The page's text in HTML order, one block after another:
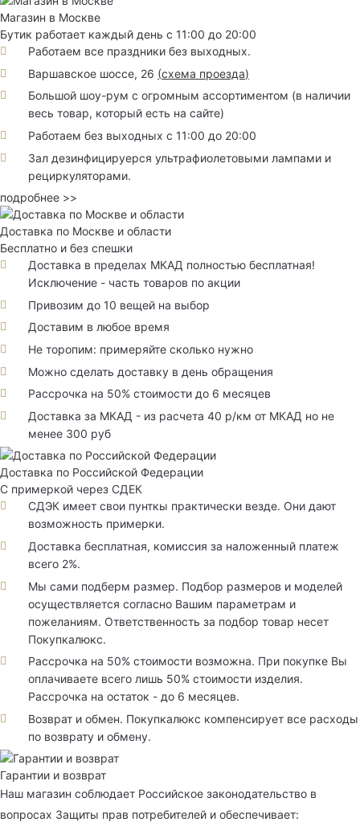
Магазин в Москве
Бутик работает каждый день с 11:00 до 20:00
Работаем все праздники без выходных.
Варшавское шоссе, 26 (схема проезда)
Большой шоу-рум с огромным ассортиментом (в наличии
весь товар, который есть на сайте)
Работаем без выходных с 11:00 до 20:00
Зал дезинфицируерся ультрафиолетовыми лампами и
рециркуляторами.
подробнее >>
Доставка по Москве и области
Бесплатно и без спешки
Доставка в пределах МКАД полностью бесплатная!
Исключение - часть товаров по акции
Привозим до 10 вещей на выбор
Доставим в любое время
Не торопим: примеряйте сколько нужно
Можно сделать доставку в день обращения
Рассрочка на 50% стоимости до 6 месяцев
Доставка за МКАД - из расчета 40 р/км от МКАД но не
менее 300 руб
Доставка по Российской Федерации
С примеркой через СДЕК
СДЭК имеет свои пунткы практически везде. Они дают
возможность примерки.
Доставка бесплатная, комиссия за наложенный платеж
всего 2%.
Мы сами подберм размер. Подбор размеров и моделей
осуществляется согласно Вашим параметрам и
пожеланиям. Ответственность за подбор товар несет
Покупкалюкс.
Рассрочка на 50% стоимости возможна. При покупке Вы
оплачиваете всего лишь 50% стоимости изделия.
Рассрочка на остаток - до 6 месяцев.
Возврат и обмен. Покупкалюкс компенсирует все расходы
по возврату и обмену.
Гарантии и возврат
Наш магазин соблюдает Российское законодательство в
вопросах Защиты прав потребителей и обеспечивает: